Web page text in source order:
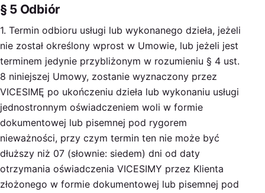
§ 5 Odbiór
1. Termin odbioru usługi lub wykonanego dzieła, jeżeli
nie został określony wprost w Umowie, lub jeżeli jest
terminem jedynie przybliżonym w rozumieniu § 4 ust.
8 niniejszej Umowy, zostanie wyznaczony przez
VICESIMĘ po ukończeniu dzieła lub wykonaniu usługi
jednostronnym oświadczeniem woli w formie
dokumentowej lub pisemnej pod rygorem
nieważności, przy czym termin ten nie może być
dłuższy niż 07 (słownie: siedem) dni od daty
otrzymania oświadczenia VICESIMY przez Klienta
złożonego w formie dokumentowej lub pisemnej pod